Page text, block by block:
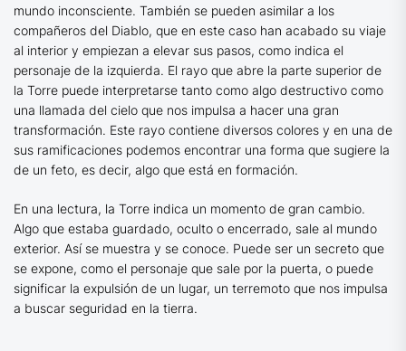
mundo inconsciente. También se pueden asimilar a los
compañeros del Diablo, que en este caso han acabado su viaje
al interior y empiezan a elevar sus pasos, como indica el
personaje de la izquierda. El rayo que abre la parte superior de
la Torre puede interpretarse tanto como algo destructivo como
una llamada del cielo que nos impulsa a hacer una gran
transformación. Este rayo contiene diversos colores y en una de
sus ramificaciones podemos encontrar una forma que sugiere la
de un feto, es decir, algo que está en formación.
En una lectura, la Torre indica un momento de gran cambio.
Algo que estaba guardado, oculto o encerrado, sale al mundo
exterior. Así se muestra y se conoce. Puede ser un secreto que
se expone, como el personaje que sale por la puerta, o puede
significar la expulsión de un lugar, un terremoto que nos impulsa
a buscar seguridad en la tierra.